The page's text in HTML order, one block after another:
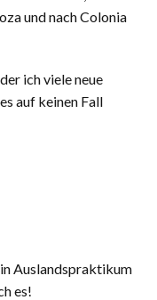
und nach Colonia
ich viele neue
auf keinen Fall
Auslandspraktikum
es!